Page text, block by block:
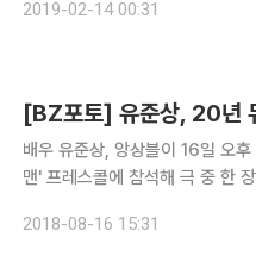
부터 한방에 정리됐다”라고 털어
2019-02-14 00:31
[BZ포토] 유준상, 20년
배우 유준상, 앙상블이 16일 오
맨' 프레스콜에 참석해 극 중 한 장면을 선보이고 있다. '바넘
넘의 생애를 기반으로 하여 만들
2018-08-16 15:31